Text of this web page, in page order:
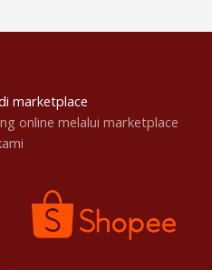
marketplace
online melalui marketplace